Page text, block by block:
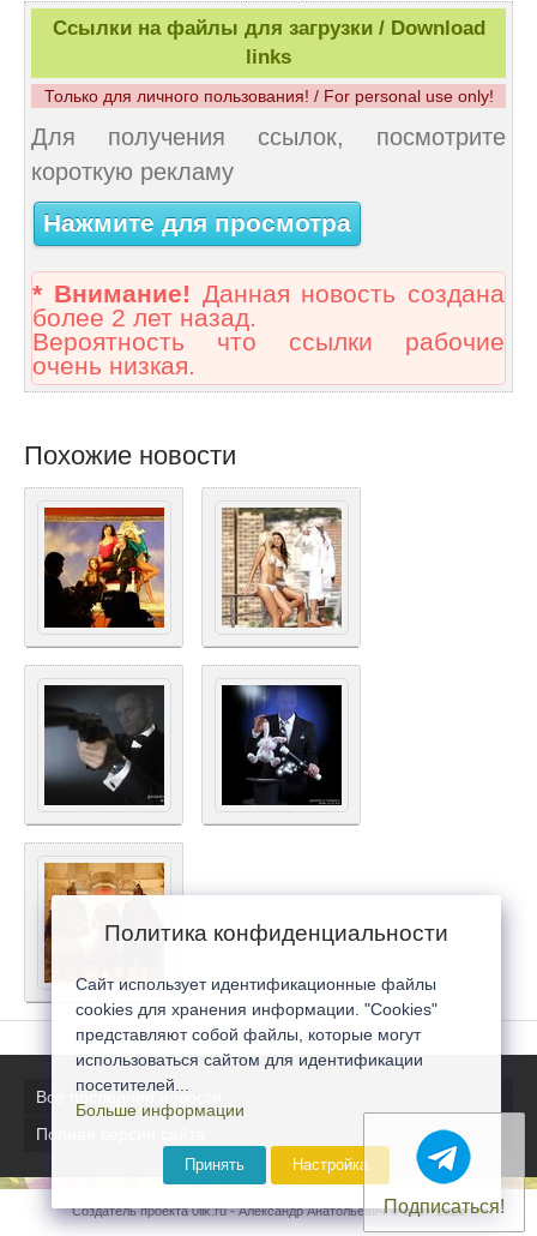
Ссылки на файлы для загрузки / Download
links
Только для личного пользования! / For personal use only!
Для получения ссылок, посмотрите
короткую рекламу
Нажмите для просмотра
* Внимание! Данная новость создана
более 2 лет назад.
Вероятность что ссылки рабочие
очень низкая.
Похожие новости
Все последние новости
Полная версия сайта
Создатель проекта 0lik.ru - Александр Анатольевич © 2007-2026
Подписаться!
Политика конфиденциальности
Сайт использует идентификационные файлы
cookies для хранения информации. "Cookies"
представляют собой файлы, которые могут
использоваться сайтом для идентификации
посетителей...
Больше информации
Принять Настройка